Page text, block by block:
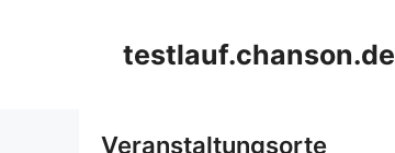
testlauf.chanson.de
Veranstaltungsorte